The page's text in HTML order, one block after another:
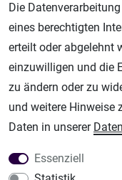
Modellbau-City
Modellbau Shop
Plotter-City
Schneideplotter,
Im Shop Kaufen
Küchen Zubehör -
Die
eines berechtigten
erteilt oder abgelehnt
einzuwilligen und die
zu ändern oder zu
und weitere Hinweise
Daten in unserer
Essenziell